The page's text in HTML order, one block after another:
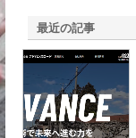
最近の記事